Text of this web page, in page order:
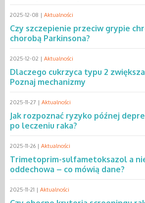
2025-12-08 | Aktualności
Czy szczepienie przeciw grypie
chorobą Parkinsona?
2025-12-02 | Aktualności
Dlaczego cukrzyca typu 2
Poznaj mechanizmy
2025-11-27 | Aktualności
Jak rozpoznać ryzyko późnej
po leczeniu raka?
2025-11-26 | Aktualności
Trimetoprim-sulfametoksazol a
oddechowa – co mówią dane?
2025-11-21 | Aktualności